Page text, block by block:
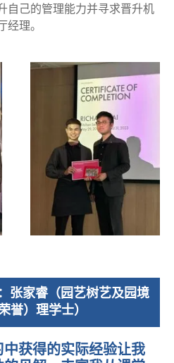
自己的管理能力并寻求晋升机
理。
张家睿（园艺树艺及园境
誉）理学士）
中获得的实际经验让我